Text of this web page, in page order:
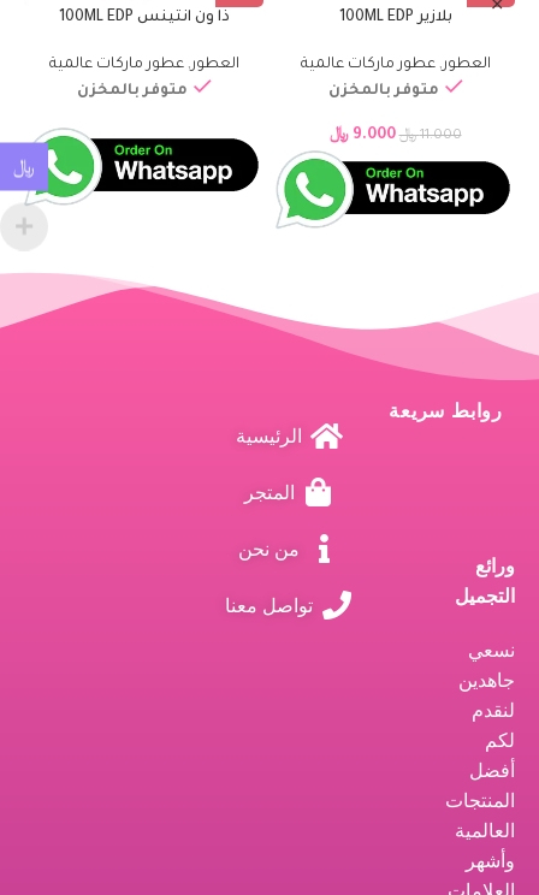
بلازير 100ML EDP
العطور,عطور ماركات عالمية
متوفر بالمخزن
11.000 ﷼ 9.000 ﷼
ذا ون انتينس 100ML EDP
العطور,عطور ماركات عالمية
متوفر بالمخزن
ورائع
التجميل
نسعي
جاهدين
لنقدم
لكم
أفضل
المنتجات
العالمية
وأشهر
العلامات
روابط سريعة
الرئيسية
المتجر
من نحن
تواصل معنا
﷼